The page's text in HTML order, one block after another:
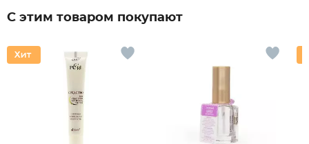
С этим товаром покупают